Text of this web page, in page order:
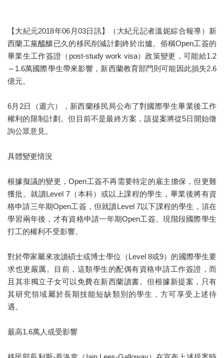
【大紀元2018年06月03日訊】（大紀元記者溫妮綜合報導）新
西蘭工黨醞釀已久的移民削減計劃終於出爐。俗稱Open工簽的
畢業生工作簽證（post-study work visa）政策變更，可能給1.2
～1.6萬國際學生帶來影響，新西蘭教育部門則可能因此損失2.6
億元。
6月2日（週六），新西蘭移民局公布了對國際學生畢業後工作
權利的限制計劃。但目前不是最終方案，該提案將從5日開始徵
詢公眾意見。
具體變更情況
根據擬議的變更，Open工簽不再需要特定的雇主擔保，但更難
獲批。就讀Level 7（本科）或以上課程的學生，畢業後將有資
格申請三年期Open工簽，但就讀Level 7以下課程的學生，須在
學習兩年後，才有資格申請一年期Open工簽。現階段國際學生
打工的權利不受影響。
對於帶家屬來攻讀碩士或博士學位（Level 8或9）的國際學生要
求也更嚴厲。目前，這類學生的配偶有資格申請工作簽證，而
且其非獨立子女可以免費在新西蘭讀書。但根據新提案，只有
其研究領域屬於長期技能短缺類別的學生，方可享受上述待
遇。
最高1.6萬人或受影響